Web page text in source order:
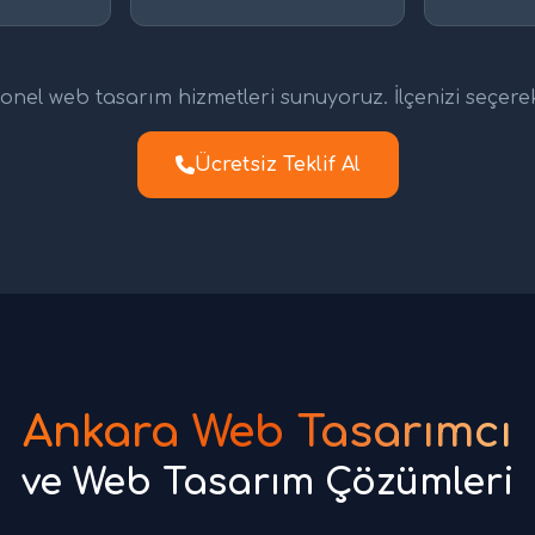
web tasarım hizmetleri sunuyoruz. İlçenizi
Ücretsiz Teklif Al
Ankara Web Tasarımcı
ve Web Tasarım Çözümleri